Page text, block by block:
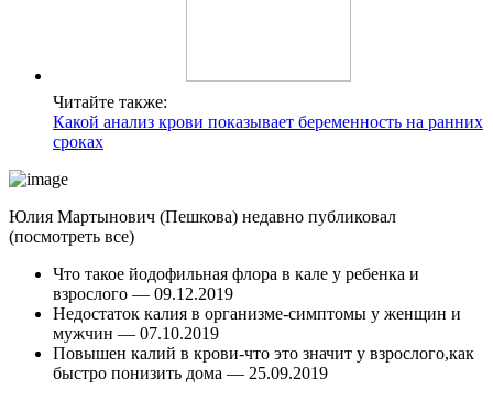
Читайте также:
Какой анализ крови показывает беременность на ранних
сроках
Юлия Мартынович (Пешкова) недавно публиковал
(посмотреть все)
Что такое йодофильная флора в кале у ребенка и
взрослого — 09.12.2019
Недостаток калия в организме-симптомы у женщин и
мужчин — 07.10.2019
Повышен калий в крови-что это значит у взрослого,как
быстро понизить дома — 25.09.2019